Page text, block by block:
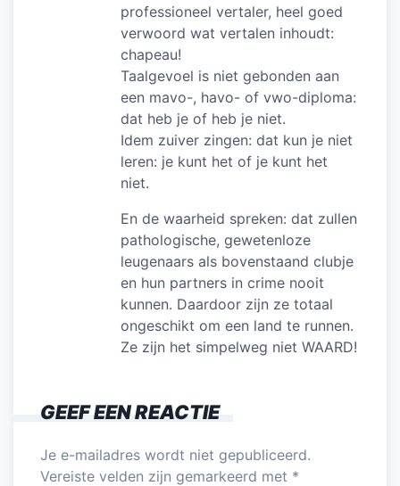
professioneel vertaler, heel goed
verwoord wat vertalen inhoudt:
chapeau!
Taalgevoel is niet gebonden aan
een mavo-, havo- of vwo-diploma:
dat heb je of heb je niet.
Idem zuiver zingen: dat kun je niet
leren: je kunt het of je kunt het
niet.
En de waarheid spreken: dat zullen
pathologische, gewetenloze
leugenaars als bovenstaand clubje
en hun partners in crime nooit
kunnen. Daardoor zijn ze totaal
ongeschikt om een land te runnen.
Ze zijn het simpelweg niet WAARD!
GEEF EEN REACTIE
Je e-mailadres wordt niet gepubliceerd.
Vereiste velden zijn gemarkeerd met *